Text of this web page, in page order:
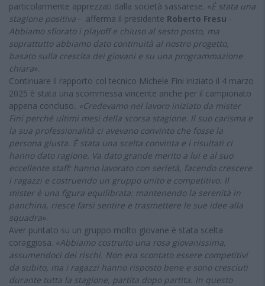
particolarmente apprezzati dalla società sassarese. «È stata una
stagione positiva - afferma il presidente Roberto Fresu -
Abbiamo sfiorato i playoff e chiuso al sesto posto, ma
soprattutto abbiamo dato continuità al nostro progetto,
basato sulla crescita dei giovani e su una programmazione
chiara».
Continuare il rapporto col tecnico Michele Fini iniziato il 4 marzo
2025 è stata una scommessa vincente anche per il campionato
appena concluso. «Credevamo nel lavoro iniziato da mister
Fini perché ultimi mesi della scorsa stagione. Il suo carisma e
la sua professionalità ci avevano convinto che fosse la
persona giusta. È stata una scelta convinta e i risultati ci
hanno dato ragione. Va dato grande merito a lui e al suo
eccellente staff: hanno lavorato con serietà, facendo crescere
i ragazzi e costruendo un gruppo unito e competitivo. Il
mister è una figura equilibrata: mantenendo la serenità in
panchina, riesce farsi sentire e trasmettere le sue idee alla
squadra».
Aver puntato su un gruppo molto giovane è stata scelta
coraggiosa. «Abbiamo costruito una rosa giovanissima,
assumendoci dei rischi. Non era scontato essere competitivi
da subito, ma i ragazzi hanno risposto bene e sono cresciuti
durante tutta la stagione, partita dopo partita. In questo